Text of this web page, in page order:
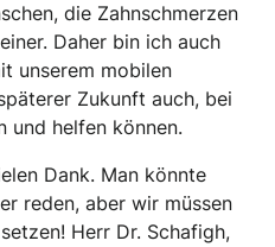
die Zahnschmerzen
Daher bin ich auch
unserem mobilen
Zukunft auch, bei
und helfen können.
Dank. Man könnte
reden, aber wir müssen
Herr Dr. Schafigh,